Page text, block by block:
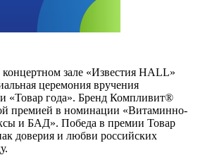
концертном зале «Известия HALL»
церемония вручения
«Товар года». Бренд Компливит®
премией в номинации «Витаминно-
и БАД». Победа в премии Товар
доверия и любви российских